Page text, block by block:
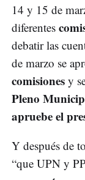
14 y 15 de
diferentes
debatir las
de marzo se
comisiones y
Pleno
apruebe el
Y después de
“que UPN y